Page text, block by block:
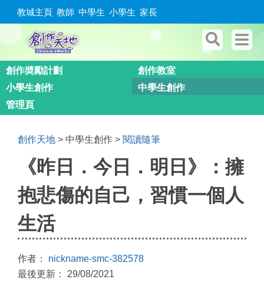
教城主頁 教師 中學生 小學生 家長
創作奬勵計劃
創作教室
小學生創作
中學生創作
管理頁
創作天地 > 中學生創作 > 閱讀隨筆
《昨日．今日．明日》：擁
抱悲傷的自己，習慣一個人
生活
作者： nickname-smc-382578
最後更新： 29/08/2021